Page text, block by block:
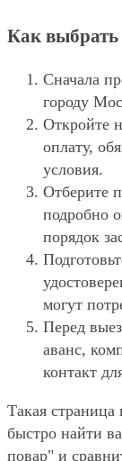
Как
Сначала
городу
Откройте
оплату,
условия.
Отберите
подробно
порядок
могут
Перед
аванс,
контакт
Такая страница
быстро найти
повар" и